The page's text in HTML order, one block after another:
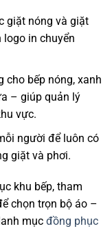
giặt nóng và giặt
in chuyển
cho bếp nóng, xanh
– giúp quản lý
vực.
người để luôn có
giặt và phơi.
khu bếp, tham
chọn trọn bộ áo –
mục đồng phục